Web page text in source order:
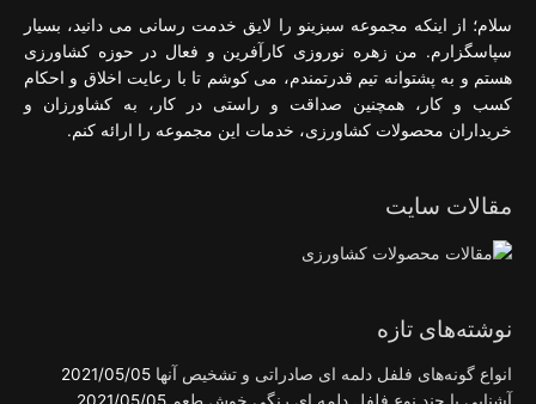
سلام؛ از اینکه مجموعه سبزینو را لایق خدمت رسانی می دانید، بسیار
سپاسگزارم. من زهره نوروزی کارآفرین و فعال در حوزه کشاورزی
هستم و به پشتوانه تیم قدرتمندم، می کوشم تا با رعایت اخلاق و احکام
کسب و کار، همچنین صداقت و راستی در کار، به کشاورزان و
خریداران محصولات کشاورزی، خدمات این مجموعه را ارائه کنم.
مقالات سایت
نوشته‌های تازه
انواع گونه‌های فلفل دلمه ای صادراتی و تشخیص آنها 2021/05/05